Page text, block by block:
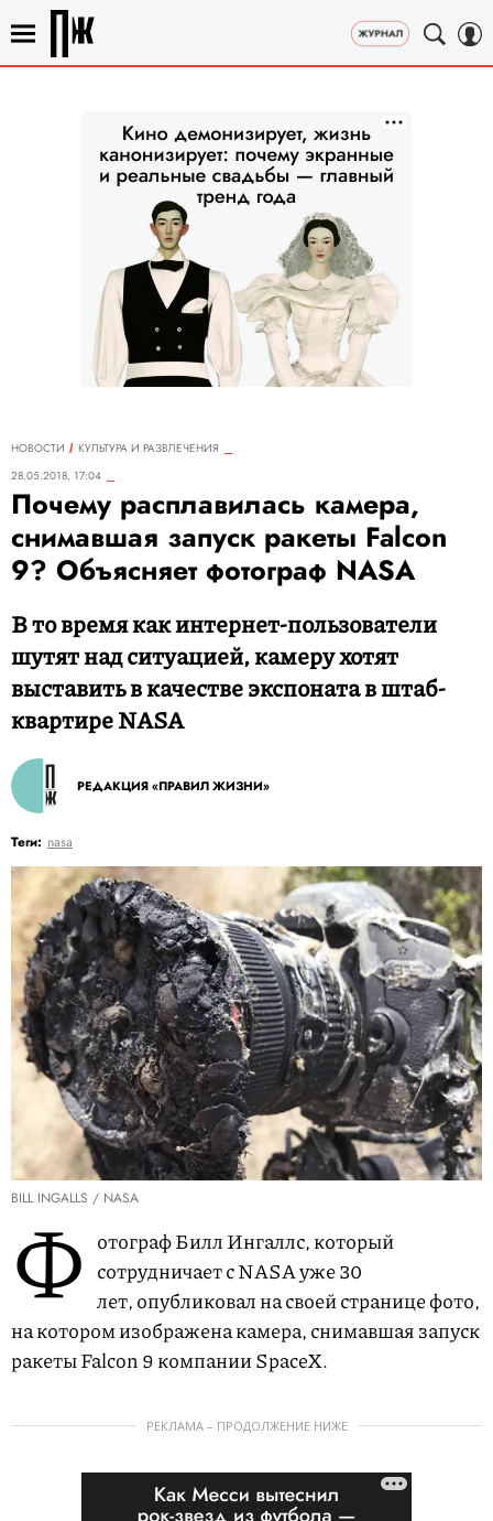
НОВОСТИ
КУЛЬТУРА И РАЗВЛЕЧЕНИЯ
28.05.2018, 17:04
Почему расплавилась камера,
снимавшая запуск ракеты Falcon
9? Объясняет фотограф NASA
В то время как интернет-пользователи
шутят над ситуацией, камеру хотят
выставить в качестве экспоната в штаб-
квартире NASA
РЕДАКЦИЯ «ПРАВИЛ ЖИЗНИ»
Теги: nasa
BILL INGALLS / NASA
Ф отограф Билл Ингаллс, который
сотрудничает с NASA уже 30
лет, опубликовал на своей странице фото,
на котором изображена камера, снимавшая запуск
ракеты Falcon 9 компании SpaceX.
РЕКЛАМА – ПРОДОЛЖЕНИЕ НИЖЕ